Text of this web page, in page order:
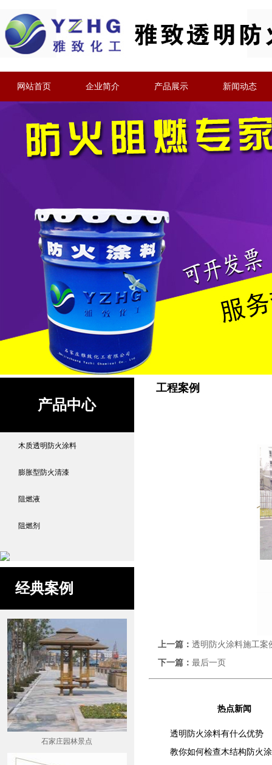
网站首页 企业简介 产品展示 新闻动态
产品中心
木质透明防火涂料
膨胀型防火清漆
阻燃液
阻燃剂
经典案例
石家庄园林景点
工程案例
上一篇： 透明防火涂料施工
下一篇： 最后一页
热点新闻
透明防火涂料有什么优势
教你如何检查木结构防火